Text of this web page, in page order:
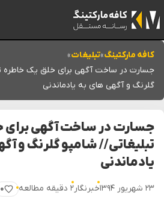
کافه مارکتینگ»تبلیغات»
جسارت در ساخت آگهی برای خلق یک خاطره
گلرنگ و آگهی های به یادماندنی
جسارت در ساخت آگهی برای
تبلیغاتی // شامپو گلرنگ و
یادماندنی
۲۳ شهریور ۱۳۹۴ خبرنگار۲ دقیقه مطالعه ۰